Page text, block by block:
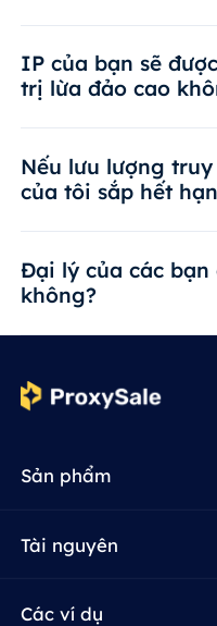
IP của bạn sẽ
trị lừa đảo cao
Nếu lưu lượng
của tôi sắp hết
Đại lý của các bạn
không?
Sản phẩm
Tài nguyên
Các ví dụ